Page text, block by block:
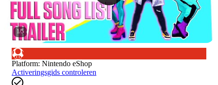
1/5
Platform: Nintendo eShop
Activeringsgids controleren